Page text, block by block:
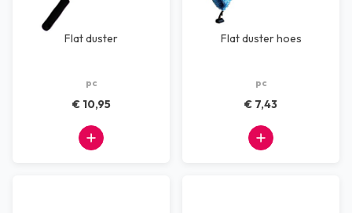
Flat duster
pc
€ 10,95
Flat duster hoes
pc
€ 7,43